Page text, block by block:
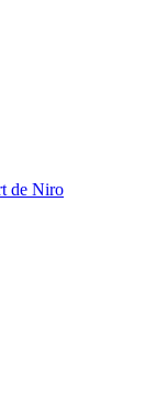
de Niro